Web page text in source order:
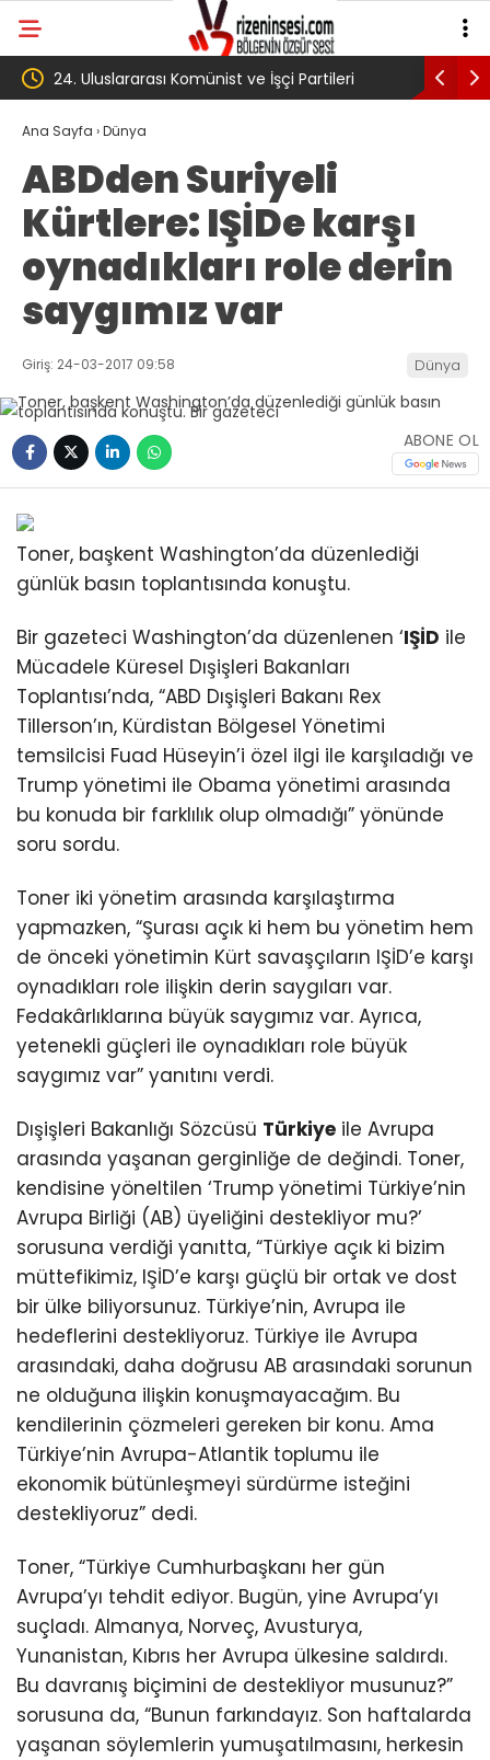
ve İşçi Partileri ‘Çerçeve yasa’ kanun teklifi Adalet
Ana Sayfa ›Dünya
ABDden Suriyeli
Kürtlere: IŞİDe karşı
oynadıkları role derin
saygımız var
Giriş: 24-03-2017 09:58 Dünya
ABONE OL
Toner, başkent Washington’da düzenlediği
günlük basın toplantısında konuştu.
Bir gazeteci Washington’da düzenlenen ‘IŞİD ile
Mücadele Küresel Dışişleri Bakanları
Toplantısı’nda, “ABD Dışişleri Bakanı Rex
Tillerson’ın, Kürdistan Bölgesel Yönetimi
temsilcisi Fuad Hüseyin’i özel ilgi ile karşıladığı ve
Trump yönetimi ile Obama yönetimi arasında
bu konuda bir farklılık olup olmadığı” yönünde
soru sordu.
Toner iki yönetim arasında karşılaştırma
yapmazken, “Şurası açık ki hem bu yönetim hem
de önceki yönetimin Kürt savaşçıların IŞİD’e karşı
oynadıkları role ilişkin derin saygıları var.
Fedakârlıklarına büyük saygımız var. Ayrıca,
yetenekli güçleri ile oynadıkları role büyük
saygımız var” yanıtını verdi.
Dışişleri Bakanlığı Sözcüsü Türkiye ile Avrupa
arasında yaşanan gerginliğe de değindi. Toner,
kendisine yöneltilen ‘Trump yönetimi Türkiye’nin
Avrupa Birliği (AB) üyeliğini destekliyor mu?’
sorusuna verdiği yanıtta, “Türkiye açık ki bizim
müttefikimiz, IŞİD’e karşı güçlü bir ortak ve dost
bir ülke biliyorsunuz. Türkiye’nin, Avrupa ile
hedeflerini destekliyoruz. Türkiye ile Avrupa
arasındaki, daha doğrusu AB arasındaki sorunun
ne olduğuna ilişkin konuşmayacağım. Bu
kendilerinin çözmeleri gereken bir konu. Ama
Türkiye’nin Avrupa-Atlantik toplumu ile
ekonomik bütünleşmeyi sürdürme isteğini
destekliyoruz” dedi.
Toner, “Türkiye Cumhurbaşkanı her gün
Avrupa’yı tehdit ediyor. Bugün, yine Avrupa’yı
suçladı. Almanya, Norveç, Avusturya,
Yunanistan, Kıbrıs her Avrupa ülkesine saldırdı.
Bu davranış biçimini de destekliyor musunuz?”
sorusuna da, “Bunun farkındayız. Son haftalarda
yaşanan söylemlerin yumuşatılmasını, herkesin